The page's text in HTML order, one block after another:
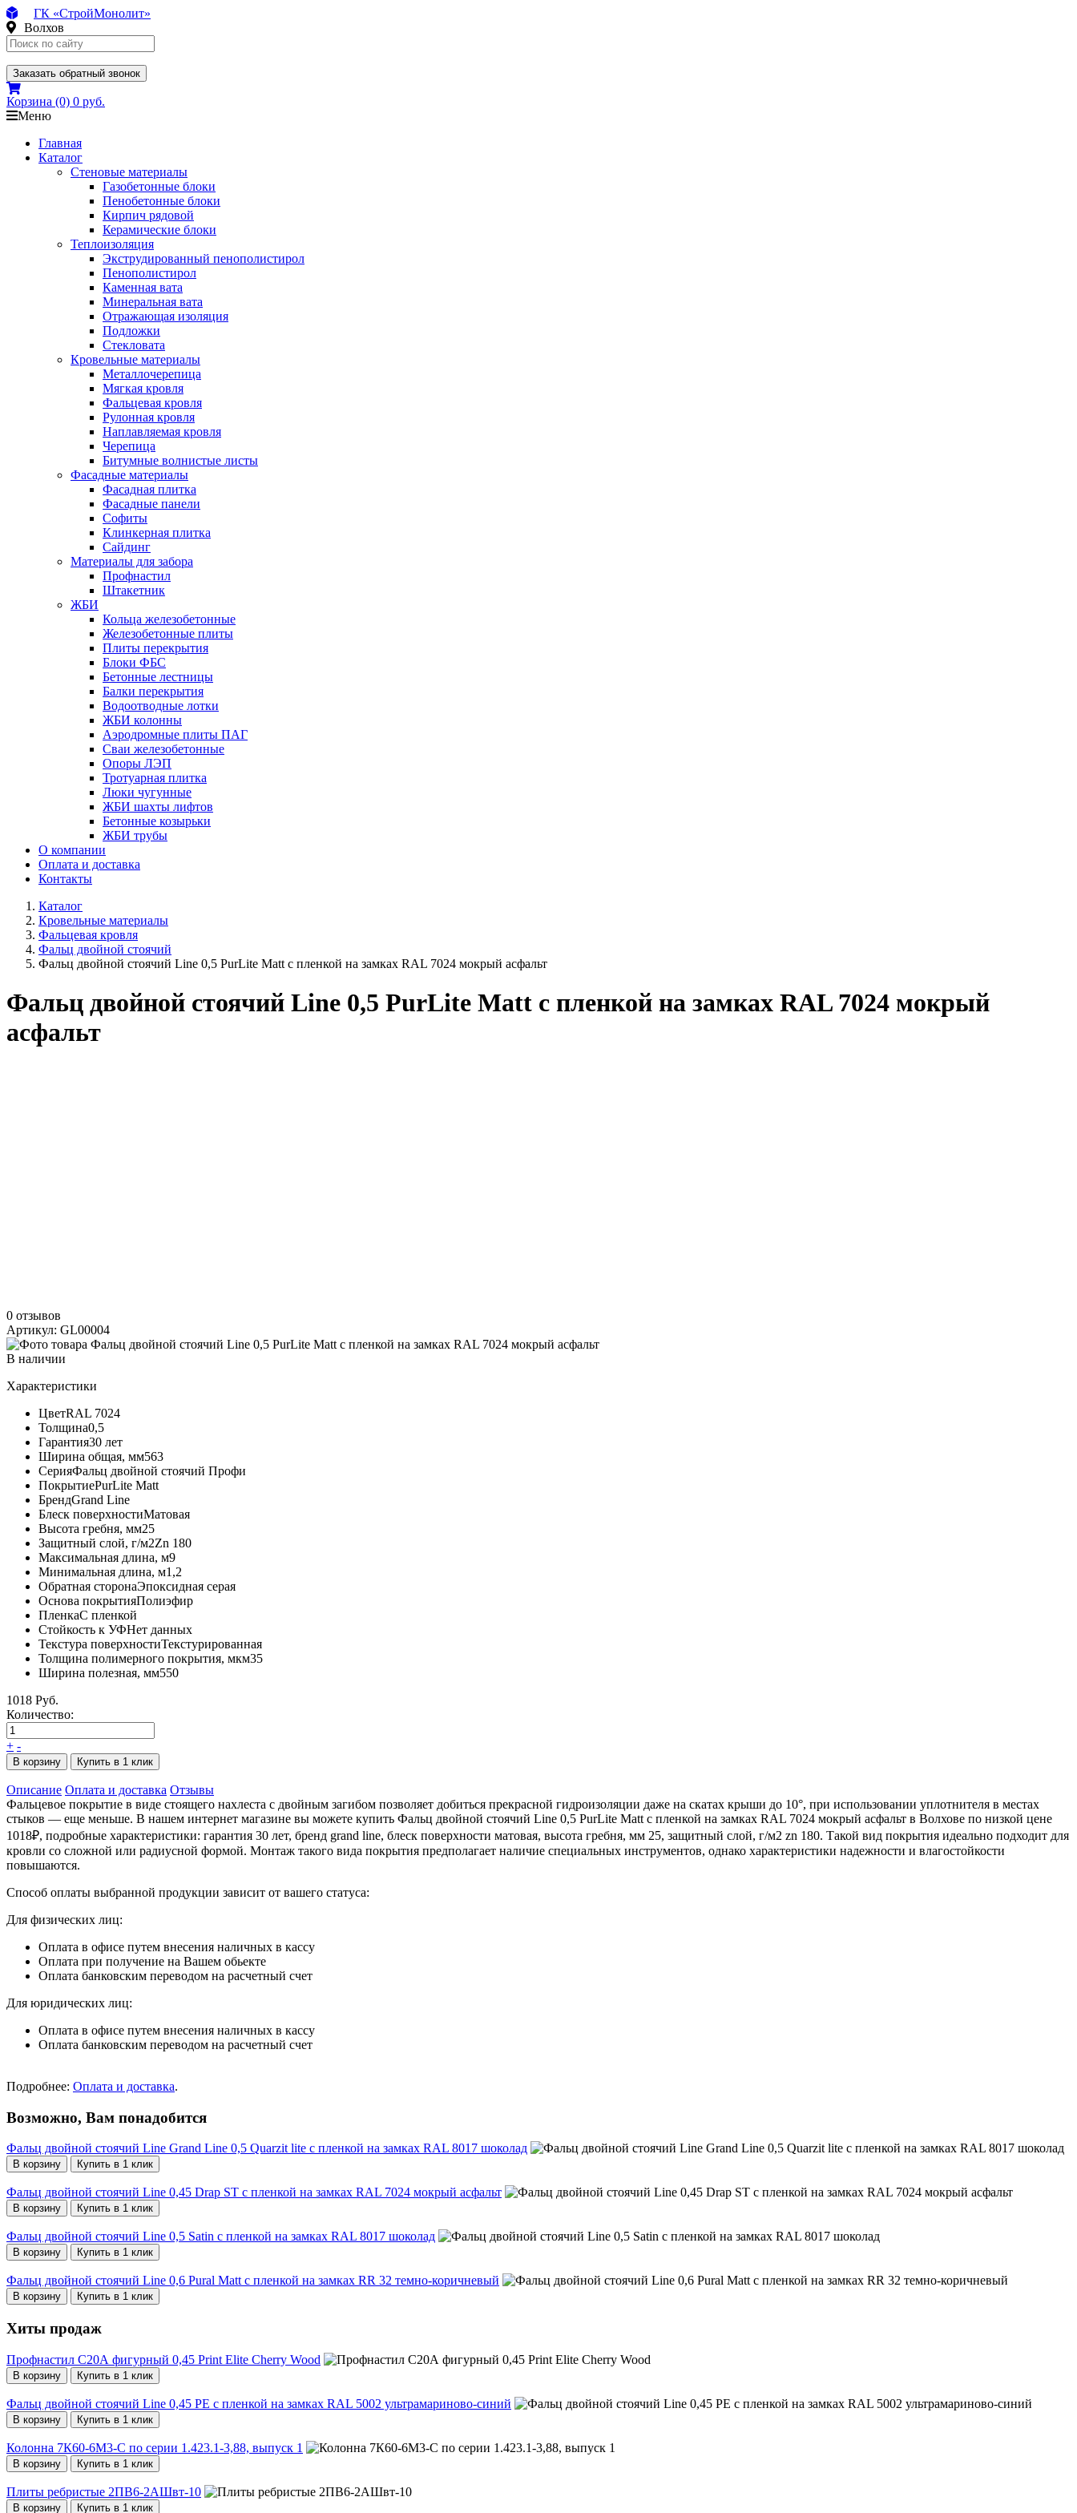
ГК «СтройМонолит»
Волхов
Заказать обратный звонок
Корзина (0) 0 руб.
Меню
Главная
Каталог
Стеновые материалы
Газобетонные блоки
Пенобетонные блоки
Кирпич рядовой
Керамические блоки
Теплоизоляция
Экструдированный пенополистирол
Пенополистирол
Каменная вата
Минеральная вата
Отражающая изоляция
Подложки
Стекловата
Кровельные материалы
Металлочерепица
Мягкая кровля
Фальцевая кровля
Рулонная кровля
Наплавляемая кровля
Черепица
Битумные волнистые листы
Фасадные материалы
Фасадная плитка
Фасадные панели
Софиты
Клинкерная плитка
Сайдинг
Материалы для забора
Профнастил
Штакетник
ЖБИ
Кольца железобетонные
Железобетонные плиты
Плиты перекрытия
Блоки ФБС
Бетонные лестницы
Балки перекрытия
Водоотводные лотки
ЖБИ колонны
Аэродромные плиты ПАГ
Сваи железобетонные
Опоры ЛЭП
Тротуарная плитка
Люки чугунные
ЖБИ шахты лифтов
Бетонные козырьки
ЖБИ трубы
О компании
Оплата и доставка
Контакты
Каталог
Кровельные материалы
Фальцевая кровля
Фальц двойной стоячий
Фальц двойной стоячий Line 0,5 PurLite Мatt с пленкой на замках RAL 7024 мокрый асфальт
Фальц двойной стоячий Line 0,5 PurLite Мatt с пленкой на замках RAL 7024 мокрый
асфальт
0 отзывов
Артикул: GL00004
В наличии
Характеристики
ЦветRAL 7024
Толщина0,5
Гарантия30 лет
Ширина общая, мм563
СерияФальц двойной стоячий Профи
ПокрытиеPurLite Matt
БрендGrand Line
Блеск поверхностиМатовая
Высота гребня, мм25
Защитный слой, г/м2Zn 180
Максимальная длина, м9
Минимальная длина, м1,2
Обратная сторонаЭпоксидная серая
Основа покрытияПолиэфир
ПленкаС пленкой
Стойкость к УФНет данных
Текстура поверхностиТекстурированная
Толщина полимерного покрытия, мкм35
Ширина полезная, мм550
1018 Руб.
Количество:
+ -
В корзину Купить в 1 клик
Описание Оплата и доставка Отзывы
Фальцевое покрытие в виде стоящего нахлеста с двойным загибом позволяет добиться прекрасной гидроизоляции даже на скатах крыши до 10°, при использовании уплотнителя в местах
стыков — еще меньше. В нашем интернет магазине вы можете купить Фальц двойной стоячий Line 0,5 PurLite Мatt с пленкой на замках RAL 7024 мокрый асфальт в Волхове по низкой цене
1018₽, подробные характеристики: гарантия 30 лет, бренд grand line, блеск поверхности матовая, высота гребня, мм 25, защитный слой, г/м2 zn 180. Такой вид покрытия идеально подходит для
кровли со сложной или радиусной формой. Монтаж такого вида покрытия предполагает наличие специальных инструментов, однако характеристики надежности и влагостойкости
повышаются.
Способ оплаты выбранной продукции зависит от вашего статуса:
Для физических лиц:
Оплата в офисе путем внесения наличных в кассу
Оплата при получение на Вашем обьекте
Оплата банковским переводом на расчетный счет
Для юридических лиц:
Оплата в офисе путем внесения наличных в кассу
Оплата банковским переводом на расчетный счет
Подробнее: Оплата и доставка.
Возможно, Вам понадобится
Фальц двойной стоячий Line Grand Line 0,5 Quarzit lite с пленкой на замках RAL 8017 шоколад
В корзину Купить в 1 клик
Фальц двойной стоячий Line 0,45 Drap ST с пленкой на замках RAL 7024 мокрый асфальт
В корзину Купить в 1 клик
Фальц двойной стоячий Line 0,5 Satin с пленкой на замках RAL 8017 шоколад
В корзину Купить в 1 клик
Фальц двойной стоячий Line 0,6 Pural Matt с пленкой на замках RR 32 темно-коричневый
В корзину Купить в 1 клик
Хиты продаж
Профнастил С20А фигурный 0,45 Print Elite Cherry Wood
В корзину Купить в 1 клик
Фальц двойной стоячий Line 0,45 PE с пленкой на замках RAL 5002 ультрамариново-синий
В корзину Купить в 1 клик
Колонна 7К60-6М3-С по серии 1.423.1-3,88, выпуск 1
В корзину Купить в 1 клик
Плиты ребристые 2ПВ6-2АШвт-10
В корзину Купить в 1 клик